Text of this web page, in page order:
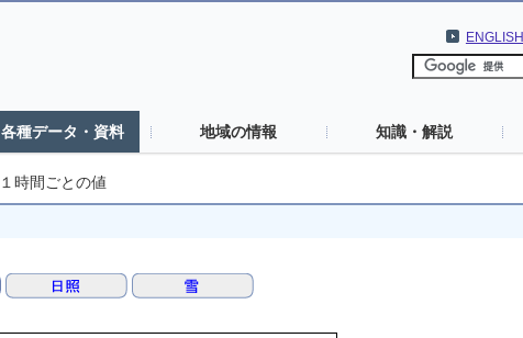
ENGLISH
各種データ・資料 地域の情報 知識・解説
１時間ごとの値